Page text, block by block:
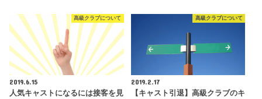
高級クラブについて
2019.6.15
人気キャストになるには接客を見
高級クラブについて
2019.2.17
【キャスト引退】高級クラブのキ